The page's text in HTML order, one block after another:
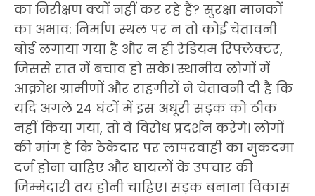
का निरीक्षण क्यों नहीं कर रहे हैं? सुरक्षा मानकों
का अभाव: निर्माण स्थल पर न तो कोई चेतावनी
बोर्ड लगाया गया है और न ही रेडियम रिफ्लेक्टर,
जिससे रात में बचाव हो सके। ​स्थानीय लोगों में
आक्रोश ​ग्रामीणों और राहगीरों ने चेतावनी दी है कि
यदि अगले 24 घंटों में इस अधूरी सड़क को ठीक
नहीं किया गया, तो वे विरोध प्रदर्शन करेंगे। लोगों
की मांग है कि ठेकेदार पर लापरवाही का मुकदमा
दर्ज होना चाहिए और घायलों के उपचार की
जिम्मेदारी तय होनी चाहिए। सड़क बनाना विकास